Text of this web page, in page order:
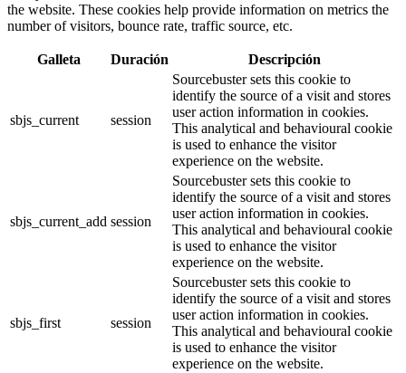
the website. These cookies help provide information on metrics the
number of visitors, bounce rate, traffic source, etc.
Galleta Duración Descripción
sbjs_current session
Sourcebuster sets this cookie to
identify the source of a visit and stores
user action information in cookies.
This analytical and behavioural cookie
is used to enhance the visitor
experience on the website.
sbjs_current_add session
Sourcebuster sets this cookie to
identify the source of a visit and stores
user action information in cookies.
This analytical and behavioural cookie
is used to enhance the visitor
experience on the website.
sbjs_first session
Sourcebuster sets this cookie to
identify the source of a visit and stores
user action information in cookies.
This analytical and behavioural cookie
is used to enhance the visitor
experience on the website.